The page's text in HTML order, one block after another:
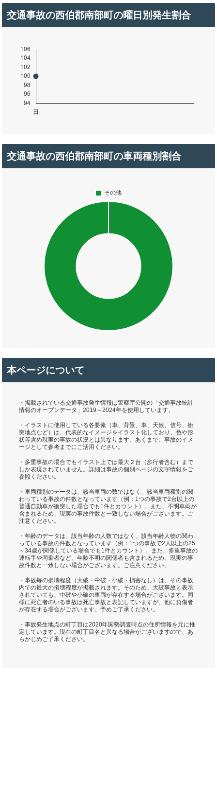
交通事故の西伯郡南部町の曜日別発生割合
交通事故の西伯郡南部町の車両種別割合
本ページについて
・掲載されている交通事故発生情報は警察庁公開の「交通事故統計
情報のオープンデータ」2019～2024年を使用しています。
・イラストに使用している各要素（車、背景、車、天候、信号、衝
突地点など）は、代表的なイメージをイラスト化しており、色や形
状等含め現実の事故の状況とは異なります。あくまで、事故のイメ
ージとして参考までにご活用ください。
・多重事故の場合でもイラスト上では最大２台（歩行者含む）まで
しか表現されていません。詳細は事故の個別ページの文字情報をご
参照ください。
・車両種別のデータは、該当車両の数ではなく、該当車両種別の関
わっている事故の件数となっています（例：1つの事故で2台以上の
普通自動車が衝突した場合でも1件とカウント）。また、不明車両が
含まれるため、現実の事故件数と一致しない場合がございます。ご
注意ください。
・年齢のデータは、該当年齢の人数ではなく、該当年齢人物の関わ
っている事故の件数となっています（例：1つの事故で2人以上の25
～34歳が関係している場合でも1件とカウント）。また、多重事故の
運転手や同乗者など、年齢不明の関係者も含まれるため、現実の事
故件数と一致しない場合がございます。ご注意ください。
・事故毎の損壊程度（大破・中破・小破・損害なし）は、その事故
内での最大の損壊程度が掲載されます。そのため、大破事故と表示
されていても、中破や小破の車両が存在する場合がございます。同
様に死亡者のいる事故は死亡事故と表記していますが、他に負傷者
が存在する場合がございます。予めご了承ください。
・事故発生地点の町丁目は2020年国勢調査時点の住所情報を元に推
定しています。現在の町丁目名と異なる場合がございますので、あ
らかじめご了承ください。